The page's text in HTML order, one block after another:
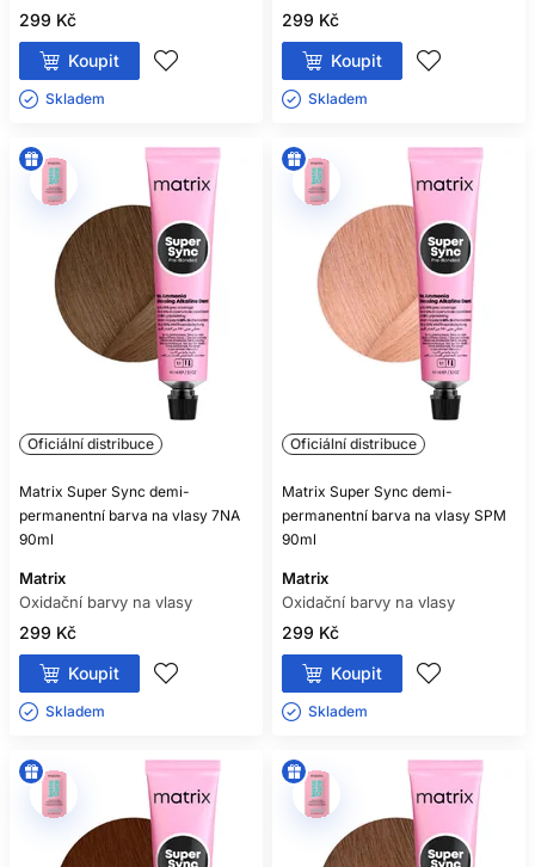
299 Kč
Koupit
Skladem ㅤ
299 Kč
Koupit
Skladem ㅤ
Oficiální distribuce
Matrix Super Sync demi-
permanentní barva na vlasy 7NA
90ml
Matrix
Oxidační barvy na vlasy
299 Kč
Koupit
Skladem ㅤ
Oficiální distribuce
Matrix Super Sync demi-
permanentní barva na vlasy SPM
90ml
Matrix
Oxidační barvy na vlasy
299 Kč
Koupit
Skladem ㅤ